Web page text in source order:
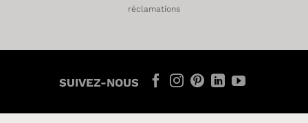
réclamations
SUIVEZ-NOUS